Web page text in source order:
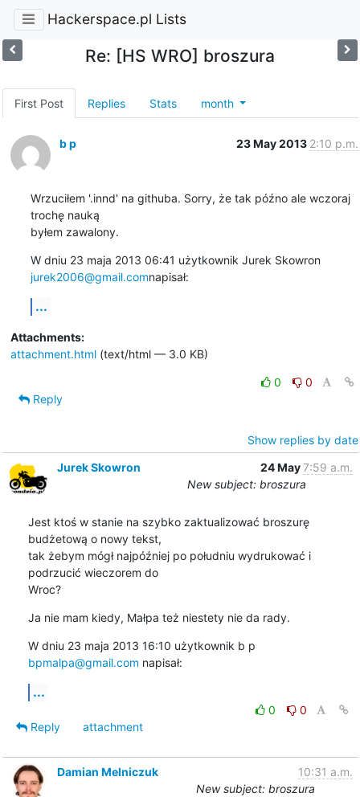
Hackerspace.pl Lists
Re: [HS WRO] broszura
First Post Replies Stats month
b p 23 May 2013 2:10 p.m.
Wrzuciłem '.innd' na githuba. Sorry, że tak późno ale wczoraj
trochę nauką
byłem zawalony.
W dniu 23 maja 2013 06:41 użytkownik Jurek Skowron
jurek2006@gmail.comnapisał:
...
Attachments:
attachment.html(text/html — 3.0 KB)
0
0
Reply
Show replies by date
Jurek Skowron
24 May7:59 a.m.
New subject: broszura
Jest ktoś w stanie na szybko zaktualizować broszurę
budżetową o nowy tekst,
tak żebym mógł najpóźniej po południu wydrukować i
podrzucić wieczorem do
Wroc?
Ja nie mam kiedy, Małpa też niestety nie da rady.
bpmalpa@gmail.com napisał:
...
0
0
Reply
attachment
Damian Melniczuk
10:31 a.m.
New subject: broszura